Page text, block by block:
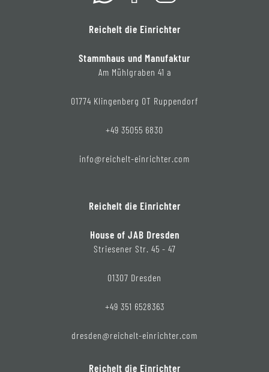
Reichelt die Einrichter
Stammhaus und Manufaktur
Am Mühlgraben 41 a
01774 Klingenberg OT Ruppendorf
+49 35055 6830
info@reichelt-einrichter.com
Reichelt die Einrichter
House of JAB Dresden
Striesener Str. 45 - 47
01307 Dresden
+49 351 6528363
dresden@reichelt-einrichter.com
Reichelt die Einrichter